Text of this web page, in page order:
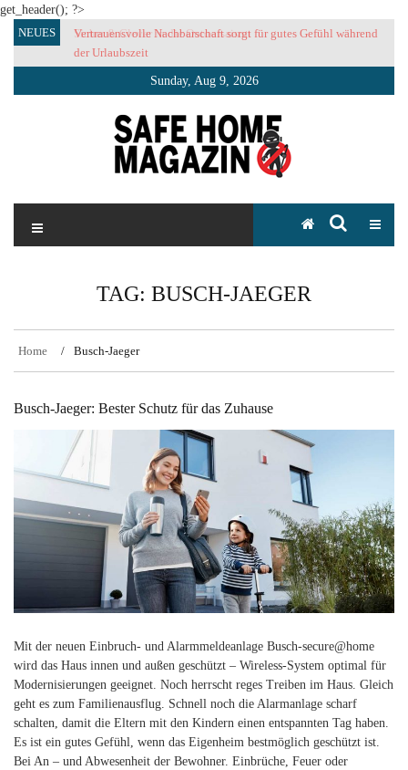
get_header(); ?>
Skip
content
NEUES
Vertrauensvolle Nachbarschaft sorgt für gutes Gefühl während
der Urlaubszeit
Sunday, Aug 9, 2026
SAFE HOME Magazin
TAG: BUSCH-JAEGER
Home Busch-Jaeger
Busch-Jaeger: Bester Schutz für das Zuhause
Mit der neuen Einbruch- und Alarmmeldeanlage Busch-secure@home
wird das Haus innen und außen geschützt – Wireless-System optimal für
Modernisierungen geeignet. Noch herrscht reges Treiben im Haus. Gleich
geht es zum Familienausflug. Schnell noch die Alarmanlage scharf
schalten, damit die Eltern mit den Kindern einen entspannten Tag haben.
Es ist ein gutes Gefühl, wenn das Eigenheim bestmöglich geschützt ist.
Bei An – und Abwesenheit der Bewohner. Einbrüche, Feuer oder